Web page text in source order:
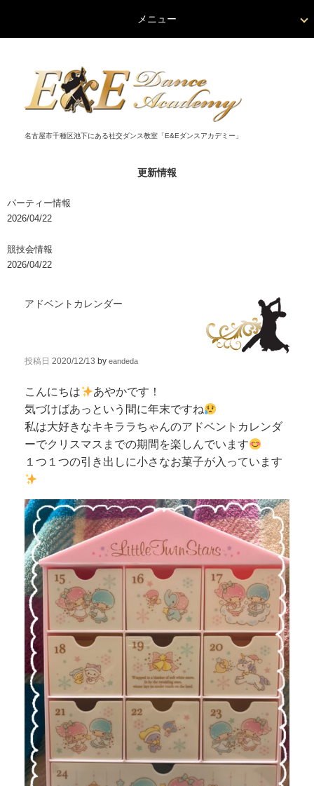
名古屋市千種区池下にある社交ダンス教室「E&Eダンスアカデミー」
更新情報
パーティー情報
2026/04/22
競技会情報
2026/04/22
メニュー
アドベントカレンダー
投稿日 2020/12/13 by eandeda
こんにちは
あやかです！
気づけばあっという間に年末ですね
私は大好きなキキララちゃんのアドベントカレンダ
ーでクリスマスまでの期間を楽しんでいます
１つ１つの引き出しに小さなお菓子が入っています